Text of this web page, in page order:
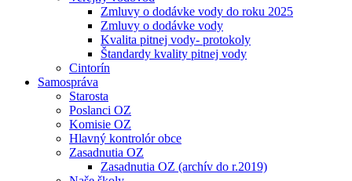
Zmluvy o dodávke vody do roku 2025
Zmluvy o dodávke vody
Kvalita pitnej vody- protokoly
Štandardy kvality pitnej vody
Cintorín
Samospráva
Starosta
Poslanci OZ
Komisie OZ
Hlavný kontrolór obce
Zasadnutia OZ
Zasadnutia OZ (archív do r.2019)